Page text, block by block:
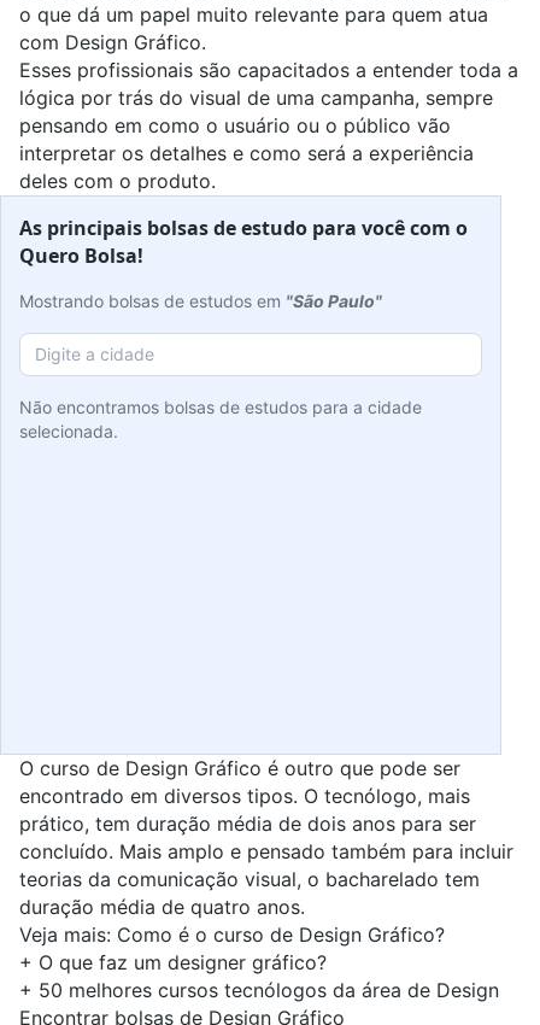
o que dá um papel muito relevante para quem atua
com Design Gráfico.
Esses profissionais são capacitados a entender toda a
lógica por trás do visual de uma campanha, sempre
pensando em como o usuário ou o público vão
interpretar os detalhes e como será a experiência
deles com o produto.
As principais bolsas de estudo para você com o
Quero Bolsa!
Mostrando bolsas de estudos em "São Paulo"
Não encontramos bolsas de estudos para a cidade
selecionada.
O curso de Design Gráfico é outro que pode ser
encontrado em diversos tipos. O tecnólogo, mais
prático, tem duração média de dois anos para ser
concluído. Mais amplo e pensado também para incluir
teorias da comunicação visual, o bacharelado tem
duração média de quatro anos.
Veja mais: Como é o curso de Design Gráfico?
+ O que faz um designer gráfico?
+ 50 melhores cursos tecnólogos da área de Design
Encontrar bolsas de Design Gráfico